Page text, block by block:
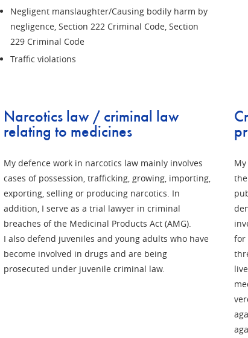
Negligent manslaughter/Causing bodily harm by
negligence, Section 222 Criminal Code, Section
229 Criminal Code
Traffic violations
Narcotics law / criminal law
relating to medicines
My defence work in narcotics law mainly involves
cases of possession, trafficking, growing, importing,
exporting, selling or producing narcotics. In
addition, I serve as a trial lawyer in criminal
breaches of the Medicinal Products Act (AMG).
I also defend juveniles and young adults who have
become involved in drugs and are being
prosecuted under juvenile criminal law.
for